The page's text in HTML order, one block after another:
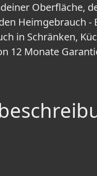
Oberfläche,
Heimgebrauch -
in Schränken,
12 Monate